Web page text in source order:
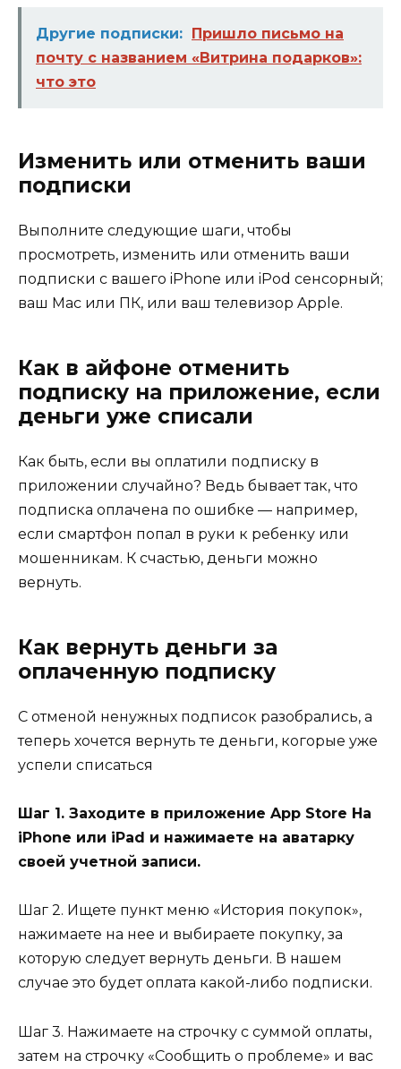
Другие подписки: Пришло письмо на
почту с названием «Витрина подарков»:
что это
Изменить или отменить ваши
подписки
Выполните следующие шаги, чтобы
просмотреть, изменить или отменить ваши
подписки с вашего iPhone или iPod сенсорный;
ваш Mac или ПК, или ваш телевизор Apple.
Как в айфоне отменить
подписку на приложение, если
деньги уже списали
Как быть, если вы оплатили подписку в
приложении случайно? Ведь бывает так, что
подписка оплачена по ошибке — например,
если смартфон попал в руки к ребенку или
мошенникам. К счастью, деньги можно
вернуть.
Как вернуть деньги за
оплаченную подписку
С отменой ненужных подписок разобрались, а
теперь хочется вернуть те деньги, когорые уже
успели списаться
Шаг 1. Заходите в приложение App Store На
iPhone или iPad и нажимаете на аватарку
своей учетной записи.
Шаг 2. Ищете пункт меню «История покупок»,
нажимаете на нее и выбираете покупку, за
которую следует вернуть деньги. В нашем
случае это будет оплата какой-либо подписки.
Шаг 3. Нажимаете на строчку с суммой оплаты,
затем на строчку «Сообщить о проблеме» и вас